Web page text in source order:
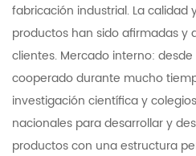
fabricación industrial. La
productos han sido afirmadas y
clientes. Mercado interno:
cooperado durante mucho
investigación científica y
nacionales para desarrollar y
productos con una estructura